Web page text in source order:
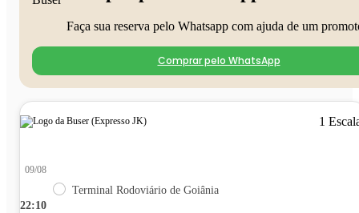
Faça sua reserva pelo Whatsapp com ajuda de um
Comprar pelo WhatsApp
1
22:10
09/08
Terminal Rodoviário de Goiânia